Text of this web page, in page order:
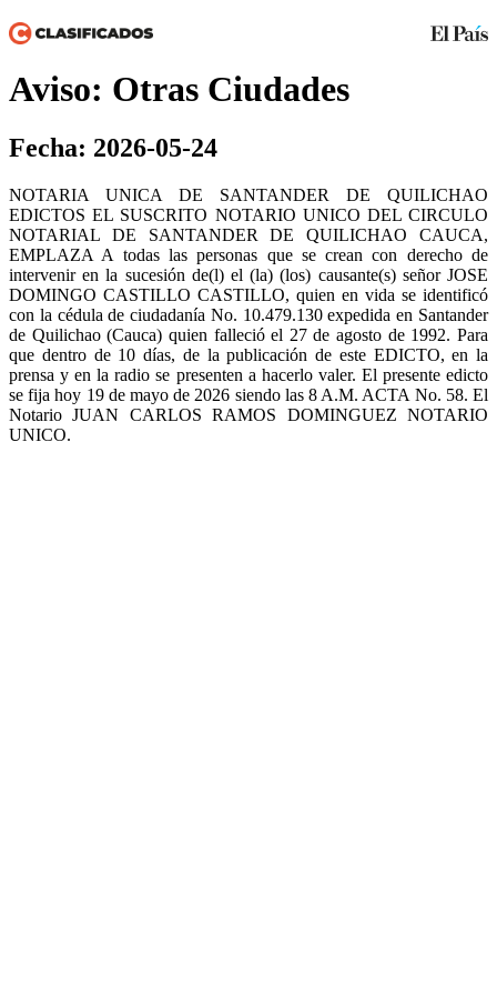
Aviso: Otras Ciudades
Fecha: 2026-05-24
NOTARIA UNICA DE SANTANDER DE QUILICHAO
EDICTOS EL SUSCRITO NOTARIO UNICO DEL CIRCULO
NOTARIAL DE SANTANDER DE QUILICHAO CAUCA,
EMPLAZA A todas las personas que se crean con derecho de
intervenir en la sucesión de(l) el (la) (los) causante(s) señor JOSE
DOMINGO CASTILLO CASTILLO, quien en vida se identificó
con la cédula de ciudadanía No. 10.479.130 expedida en Santander
de Quilichao (Cauca) quien falleció el 27 de agosto de 1992. Para
que dentro de 10 días, de la publicación de este EDICTO, en la
prensa y en la radio se presenten a hacerlo valer. El presente edicto
se fija hoy 19 de mayo de 2026 siendo las 8 A.M. ACTA No. 58. El
Notario JUAN CARLOS RAMOS DOMINGUEZ NOTARIO
UNICO.